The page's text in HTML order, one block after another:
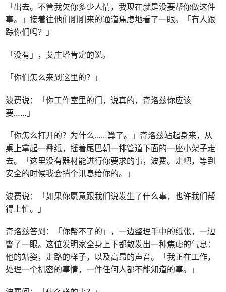
「出去。不管我欠你多少人情，我现在就是没要帮你做这件
事。」接着往他们刚刚来的通道焦虑地看了一眼。「有人跟
踪你们吗？」
「没有」，艾庄塔肯定的说。
「你们怎么来到这里的？」
波费说：「你工作室里的门，说真的，奇洛兹你应该
要……」
「你怎么打开的？为什么……算了。」奇洛兹站起身来，从
桌上拿起一叠纸，摇着尾巴朝一排管道下面的一座小架子走
去。「这里没有器材能进行你要求的事，波费。走吧，等到
安全的时候我会捎个讯息给你的。」
波费说：「如果你愿意跟我们说发生了什么事，也许我们帮
得上忙。」
奇洛兹答到：「你帮不了的」，一边整理手中的纸张，一边
瞥了一眼。这位发明家全身上下都散发出一种焦虑的气息：
他的站姿，走路的样子，以及高昂的声音。「我正在工作，
处理一个机密的事情，一件任何人都不能知道的事。」